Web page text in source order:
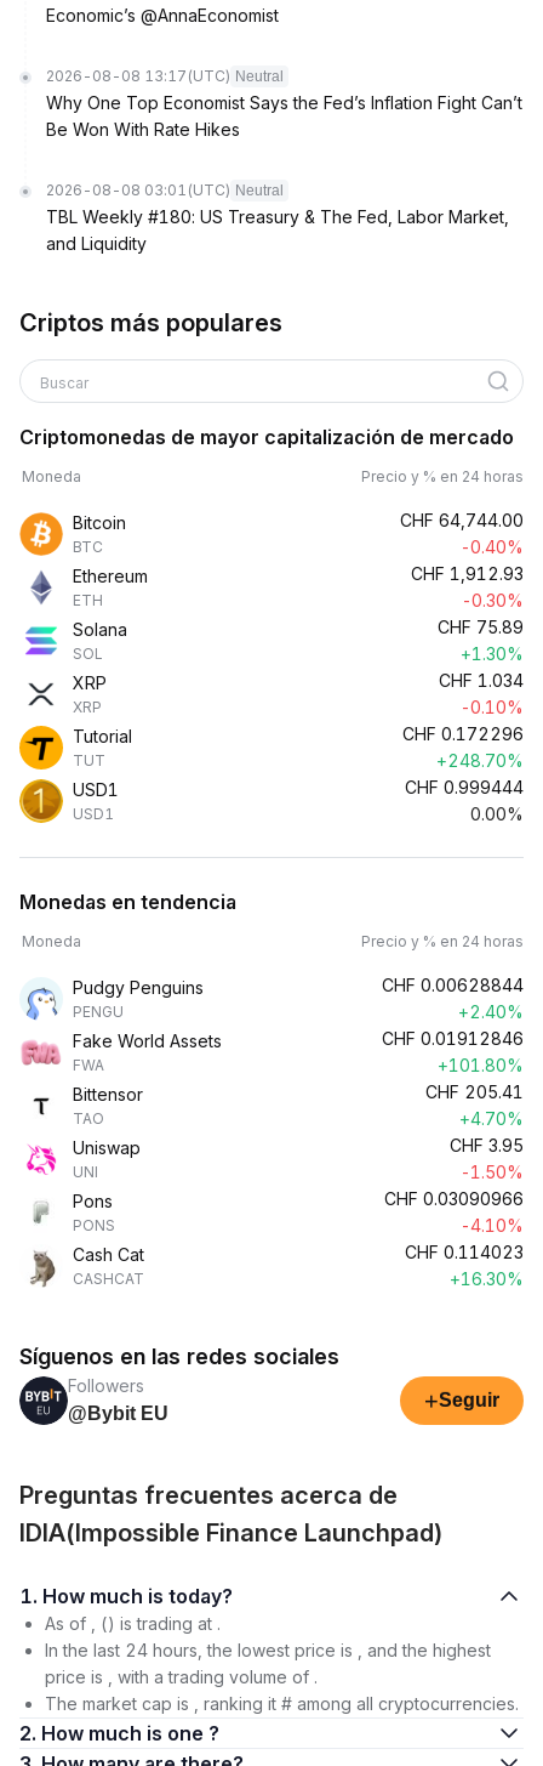
Economic’s @AnnaEconomist
2026-08-08 13:17 (UTC) Neutral
Why One Top Economist Says the Fed’s Inflation Fight Can’t
Be Won With Rate Hikes
2026-08-08 03:01 (UTC) Neutral
TBL Weekly #180: US Treasury & The Fed, Labor Market,
and Liquidity
Criptos más populares
Buscar
Criptomonedas de mayor capitalización de mercado
Moneda Precio y % en 24 horas
Bitcoin
BTC
CHF 64,744.00
-0.40%
Ethereum
ETH
CHF 1,912.93
-0.30%
Solana
SOL
CHF 75.89
+1.30%
XRP
XRP
CHF 1.034
-0.10%
Tutorial
TUT
CHF 0.172296
+248.70%
USD1
USD1
CHF 0.999444
0.00%
Monedas en tendencia
Moneda Precio y % en 24 horas
Pudgy Penguins
PENGU
CHF 0.00628844
+2.40%
Fake World Assets
FWA
CHF 0.01912846
+101.80%
Bittensor
TAO
CHF 205.41
+4.70%
Uniswap
UNI
CHF 3.95
-1.50%
Pons
PONS
CHF 0.03090966
-4.10%
Cash Cat
CASHCAT
CHF 0.114023
+16.30%
Síguenos en las redes sociales
Followers
@Bybit EU
+Seguir
Preguntas frecuentes acerca de
IDIA(Impossible Finance Launchpad)
1. How much is today?
As of , () is trading at .
In the last 24 hours, the lowest price is , and the highest
price is , with a trading volume of .
The market cap is , ranking it # among all cryptocurrencies.
2. How much is one ?